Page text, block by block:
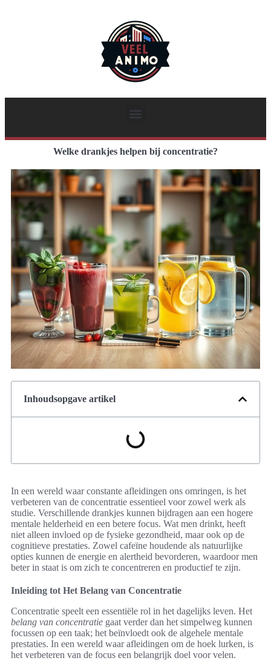
Welke drankjes helpen bij concentratie?
Inhoudsopgave artikel
In een wereld waar constante afleidingen ons omringen, is het
verbeteren van de concentratie essentieel voor zowel werk als
studie. Verschillende drankjes kunnen bijdragen aan een hogere
mentale helderheid en een betere focus. Wat men drinkt, heeft
niet alleen invloed op de fysieke gezondheid, maar ook op de
cognitieve prestaties. Zowel cafeïne houdende als natuurlijke
opties kunnen de energie en alertheid bevorderen, waardoor men
beter in staat is om zich te concentreren en productief te zijn.
Inleiding tot Het Belang van Concentratie
Concentratie speelt een essentiële rol in het dagelijks leven. Het
belang van concentratie gaat verder dan het simpelweg kunnen
focussen op een taak; het beïnvloedt ook de algehele mentale
prestaties. In een wereld waar afleidingen om de hoek lurken, is
het verbeteren van de focus een belangrijk doel voor velen.